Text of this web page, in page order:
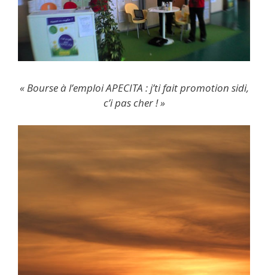
« Bourse à l’emploi APECITA : j’ti fait promotion sidi,
c’i pas cher ! »